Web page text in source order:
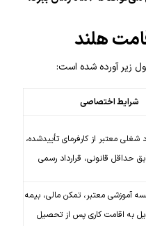
هلند
زیر آورده شده است:
شرایط اختصاصی
شغلی معتبر از کارفرمای تأییدشده،
حداقل قانونی، قرارداد رسمی
آموزشی معتبر، تمکن مالی، بیمه
به اقامت کاری پس از تحصیل